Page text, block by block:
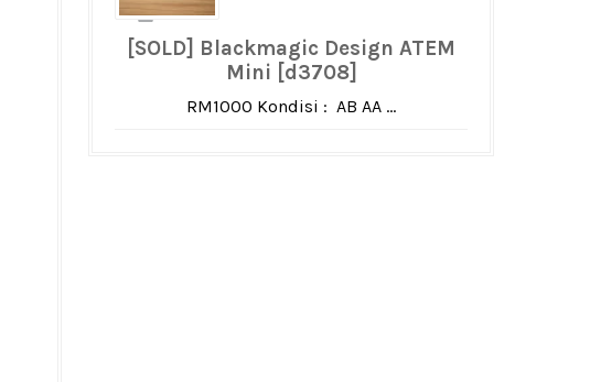
[SOLD] Blackmagic Design ATEM
Mini [d3708]
RM1000 Kondisi : AB AA ...